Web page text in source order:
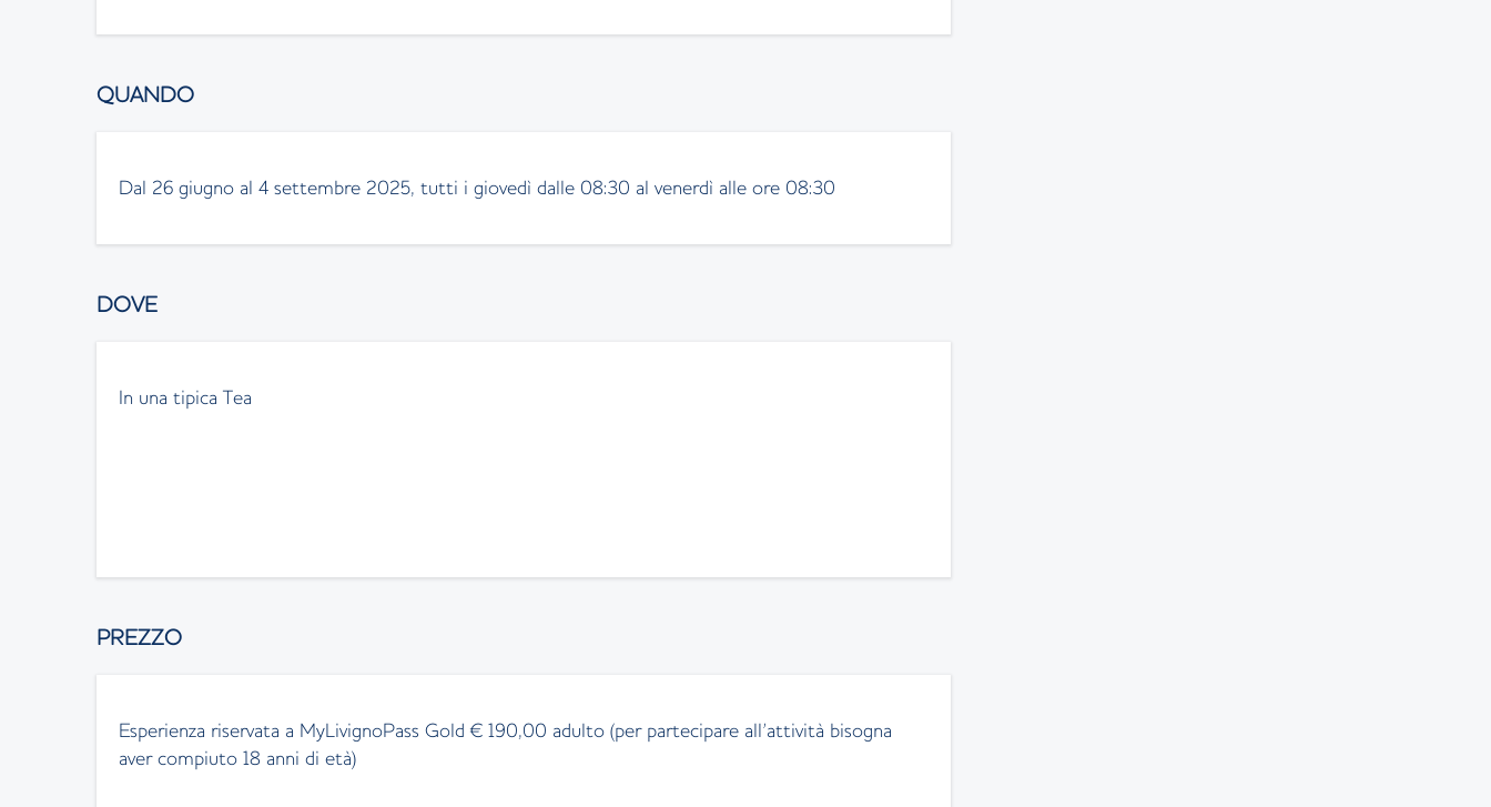
QUANDO
Dal 26 giugno al 4 settembre 2025, tutti i giovedì dalle 08:30 al venerdì alle ore 08:30
DOVE
In una tipica Tea
PREZZO
Esperienza riservata a MyLivignoPass Gold € 190,00 adulto (per partecipare all’attività bisogna
aver compiuto 18 anni di età)